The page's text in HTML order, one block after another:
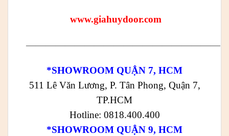
www.giahuydoor.com
————————————————————
*SHOWROOM QUẬN 7, HCM
511 Lê Văn Lương, P. Tân Phong, Quận 7,
TP.HCM
Hotline: 0818.400.400
*SHOWROOM QUẬN 9, HCM